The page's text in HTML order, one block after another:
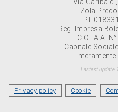
Via
Zola
P.I.
Reg. Impresa
C.C.I.A.A.
Capitale
interamente
Lastest update
Privacy policy Cookie